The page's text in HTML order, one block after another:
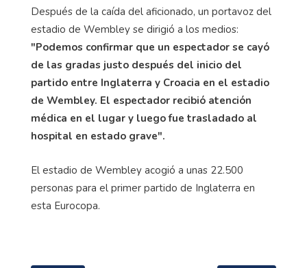
Después de la caída del aficionado, un portavoz del
estadio de Wembley se dirigió a los medios:
"Podemos confirmar que un espectador se cayó
de las gradas justo después del inicio del
partido entre Inglaterra y Croacia en el estadio
de Wembley. El espectador recibió atención
médica en el lugar y luego fue trasladado al
hospital en estado grave".
El estadio de Wembley acogió a unas 22.500
personas para el primer partido de Inglaterra en
esta Eurocopa.